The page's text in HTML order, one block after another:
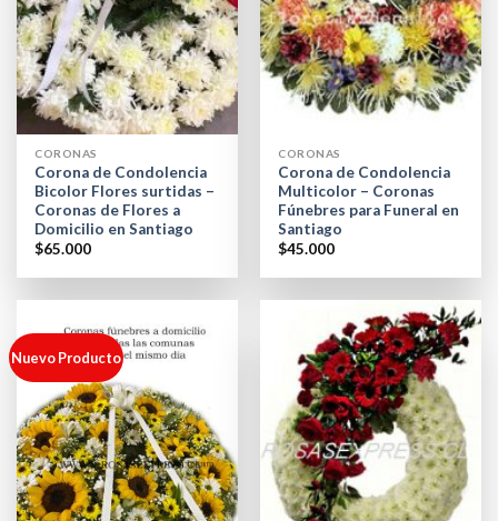
CORONAS
Corona de Condolencia
Bicolor Flores surtidas –
Coronas de Flores a
Domicilio en Santiago
$65.000
CORONAS
Corona de Condolencia
Multicolor – Coronas
Fúnebres para Funeral en
Santiago
$45.000
Nuevo Producto